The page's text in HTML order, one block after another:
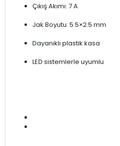
Çıkış Akımı: 7 A
Jak Boyutu: 5.5×2.5 mm
Dayanıklı plastik kasa
LED sistemlerle uyumlu